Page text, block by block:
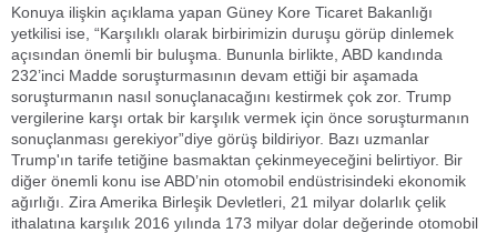
Konuya ilişkin açıklama yapan Güney Kore Ticaret Bakanlığı
yetkilisi ise, “Karşılıklı olarak birbirimizin duruşu görüp dinlemek
açısından önemli bir buluşma. Bununla birlikte, ABD kandında
232’inci Madde soruşturmasının devam ettiği bir aşamada
soruşturmanın nasıl sonuçlanacağını kestirmek çok zor. Trump
vergilerine karşı ortak bir karşılık vermek için önce soruşturmanın
sonuçlanması gerekiyor”diye görüş bildiriyor. Bazı uzmanlar
Trump'ın tarife tetiğine basmaktan çekinmeyeceğini belirtiyor. Bir
diğer önemli konu ise ABD’nin otomobil endüstrisindeki ekonomik
ağırlığı. Zira Amerika Birleşik Devletleri, 21 milyar dolarlık çelik
ithalatına karşılık 2016 yılında 173 milyar dolar değerinde otomobil